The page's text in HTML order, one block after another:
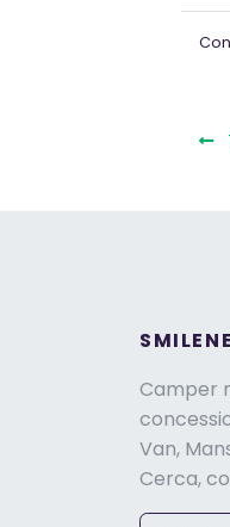
Camper
Van,
Cerca,